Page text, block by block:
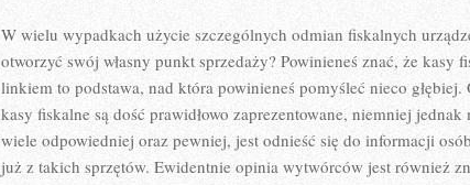
W wielu wypadkach użycie szczególnych odmian fiskalnych
otworzyć swój własny punkt sprzedaży? Powinieneś znać, że kasy
linkiem to podstawa, nad która powinieneś pomyśleć nieco głębiej.
kasy fiskalne są dość prawidłowo zaprezentowane, niemniej
wiele odpowiedniej oraz pewniej, jest odnieść się do informacji
już z takich sprzętów. Ewidentnie opinia wytwórców jest również